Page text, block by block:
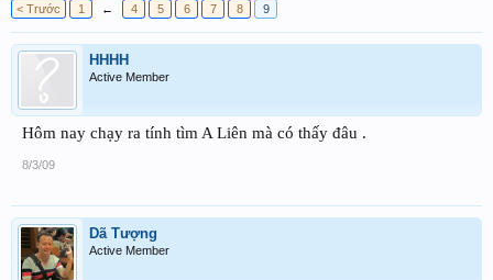
< Trước 1 ← 4 5 6 7 8 9
HHHH
Active Member
Hôm nay chạy ra tính tìm A Liên mà có thấy đâu .
8/3/09
Dã Tượng
Active Member